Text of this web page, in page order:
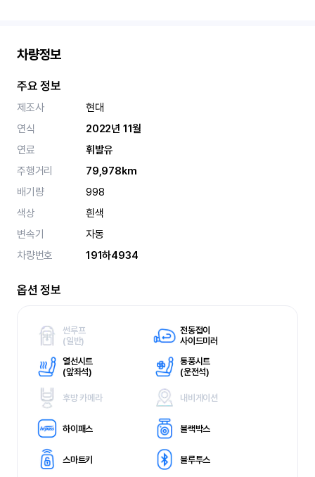
차량정보
주요 정보
제조사
현대
연식
2022년 11월
연료
휘발유
주행거리
79,978km
배기량
998
색상
흰색
변속기
자동
차량번호
191하4934
옵션 정보
썬루프
(일반)
전동접이
사이드미러
열선시트
(앞좌석)
통풍시트
(운전석)
후방 카메라 내비게이션
하이패스 블랙박스
스마트키 블루투스